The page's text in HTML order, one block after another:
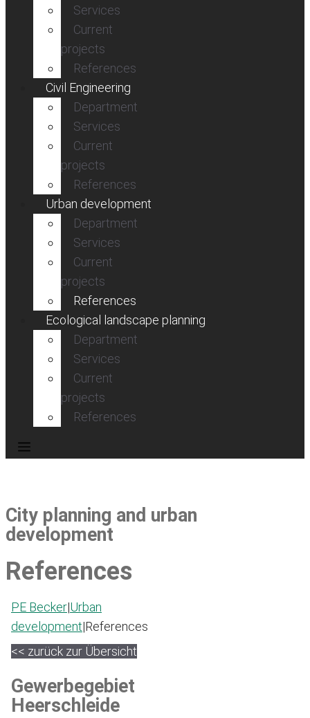
Services
Current
projects
References
Civil Engineering
Department
Services
Current
projects
References
Urban development
Department
Services
Current
projects
References
Ecological landscape planning
Department
Services
Current
projects
References
City planning and urban
development
References
PE Becker|Urban
development|References
<< zurück zur Übersicht
Gewerbegebiet
Heerschleide